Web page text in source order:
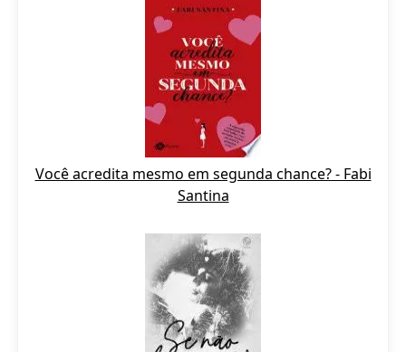
Você acredita mesmo em segunda chance? - Fabi
Santina